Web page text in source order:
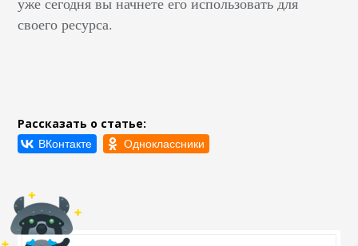
своего ресурса.
Рассказать о статье: